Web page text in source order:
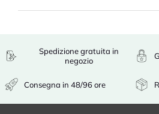
Spedizione gratuita in
negozio
Consegna in 48/96 ore